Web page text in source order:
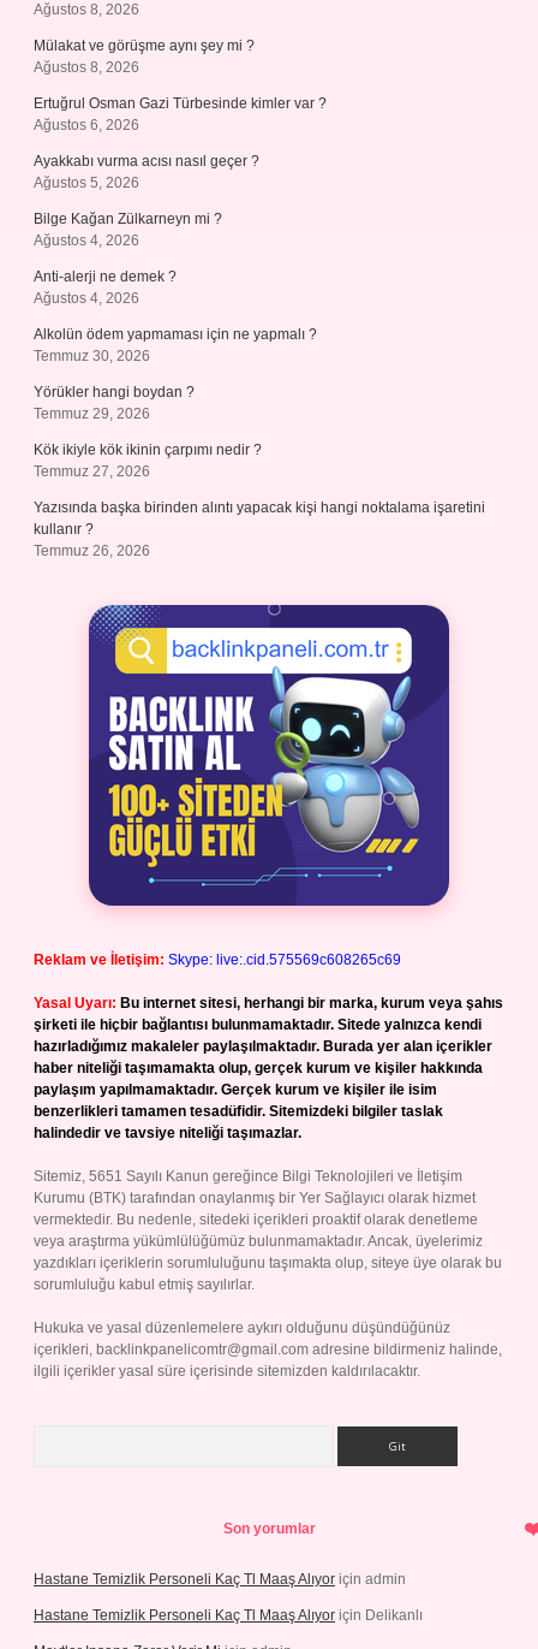
Ağustos 8, 2026
Mülakat ve görüşme aynı şey mi ?
Ağustos 8, 2026
Ertuğrul Osman Gazi Türbesinde kimler var ?
Ağustos 6, 2026
Ayakkabı vurma acısı nasıl geçer ?
Ağustos 5, 2026
Bilge Kağan Zülkarneyn mi ?
Ağustos 4, 2026
Anti-alerji ne demek ?
Ağustos 4, 2026
Alkolün ödem yapmaması için ne yapmalı ?
Temmuz 30, 2026
Yörükler hangi boydan ?
Temmuz 29, 2026
Kök ikiyle kök ikinin çarpımı nedir ?
Temmuz 27, 2026
Yazısında başka birinden alıntı yapacak kişi hangi noktalama işaretini
kullanır ?
Temmuz 26, 2026
Reklam ve İletişim: Skype: live:.cid.575569c608265c69
Yasal Uyarı: Bu internet sitesi, herhangi bir marka, kurum veya şahıs
şirketi ile hiçbir bağlantısı bulunmamaktadır. Sitede yalnızca kendi
hazırladığımız makaleler paylaşılmaktadır. Burada yer alan içerikler
haber niteliği taşımamakta olup, gerçek kurum ve kişiler hakkında
paylaşım yapılmamaktadır. Gerçek kurum ve kişiler ile isim
benzerlikleri tamamen tesadüfidir. Sitemizdeki bilgiler taslak
halindedir ve tavsiye niteliği taşımazlar.
Sitemiz, 5651 Sayılı Kanun gereğince Bilgi Teknolojileri ve İletişim
Kurumu (BTK) tarafından onaylanmış bir Yer Sağlayıcı olarak hizmet
vermektedir. Bu nedenle, sitedeki içerikleri proaktif olarak denetleme
veya araştırma yükümlülüğümüz bulunmamaktadır. Ancak, üyelerimiz
yazdıkları içeriklerin sorumluluğunu taşımakta olup, siteye üye olarak bu
sorumluluğu kabul etmiş sayılırlar.
Hukuka ve yasal düzenlemelere aykırı olduğunu düşündüğünüz
içerikleri, backlinkpanelicomtr@gmail.com adresine bildirmeniz halinde,
ilgili içerikler yasal süre içerisinde sitemizden kaldırılacaktır.
Son yorumlar
Hastane Temizlik Personeli Kaç Tl Maaş Alıyor için admin
Hastane Temizlik Personeli Kaç Tl Maaş Alıyor için Delikanlı